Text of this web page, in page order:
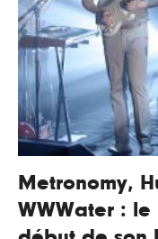
Metronomy,
WWWater :